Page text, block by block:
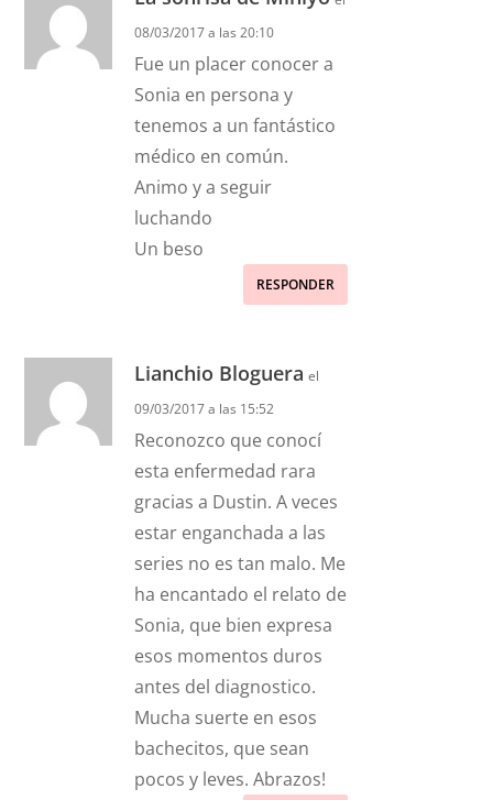
08/03/2017 a las 20:10
Fue un placer conocer a
Sonia en persona y
tenemos a un fantástico
médico en común.
Animo y a seguir
luchando
Un beso
RESPONDER
Lianchio Bloguera el
09/03/2017 a las 15:52
Reconozco que conocí
esta enfermedad rara
gracias a Dustin. A veces
estar enganchada a las
series no es tan malo. Me
ha encantado el relato de
Sonia, que bien expresa
esos momentos duros
antes del diagnostico.
Mucha suerte en esos
bachecitos, que sean
pocos y leves. Abrazos!